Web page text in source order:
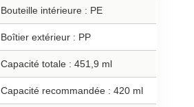
Bouteille intérieure : PE
Boîtier extérieur : PP
Capacité totale : 451,9 ml
Capacité recommandée : 420 ml